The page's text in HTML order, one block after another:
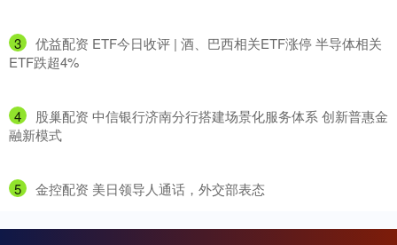
3
​优益配资 ETF今日收评 | 酒、巴西相关ETF涨停 半导体相关
ETF跌超4%
4
​股巢配资 中信银行济南分行搭建场景化服务体系 创新普惠金
融新模式
5 ​金控配资 美日领导人通话，外交部表态